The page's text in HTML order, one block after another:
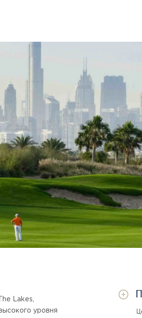
Lakes,
уровня